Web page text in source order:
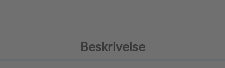
Beskrivelse